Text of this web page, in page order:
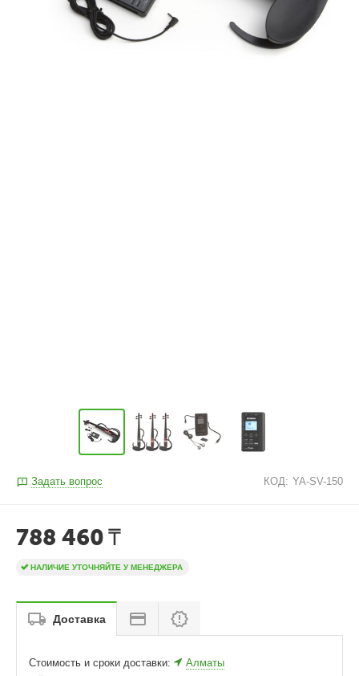
Задать вопрос КОД: YA-SV-150
788 460₸
НАЛИЧИЕ УТОЧНЯЙТЕ У МЕНЕДЖЕРА
Доставка
Стоимость и сроки доставки: Алматы